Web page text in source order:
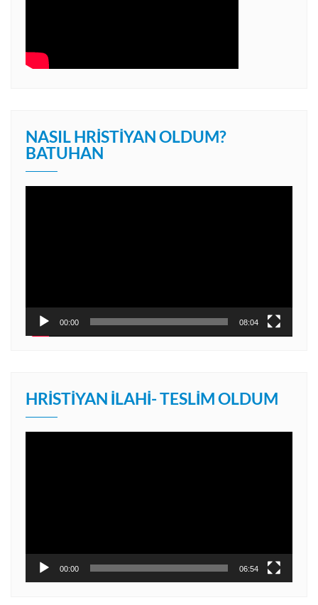
NASIL HRISTIYAN OLDUM?
BATUHAN
00:00 08:04
HRISTIYAN İLAHI- TESLIM OLDUM
00:00 06:54